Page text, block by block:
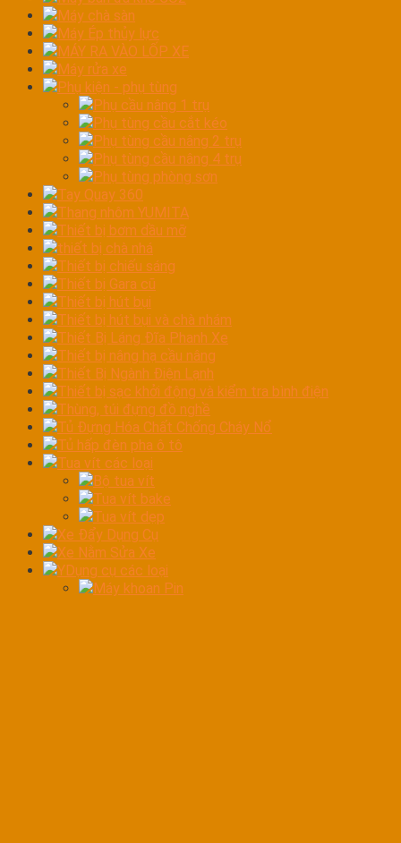
Máy chà sàn
Máy Ép thủy lực
MÁY RA VÀO LỐP XE
Máy rửa xe
Phụ kiện - phụ tùng
Phụ cầu nâng 1 trụ
Phụ tùng cầu cắt kéo
Phụ tùng cầu nâng 2 trụ
Phụ tùng cầu nâng 4 trụ
Phụ tùng phòng sơn
Tay Quay 360
Thang nhôm YUMITA
Thiết bị bơm dầu mỡ
thiết bị chà nhá
Thiết bị chiếu sáng
Thiết bị Gara cũ
Thiết bị hút bụi
Thiết bị hút bụi và chà nhám
Thiết Bị Láng Đĩa Phanh Xe
Thiết bị nâng hạ cầu nâng
Thiết Bị Ngành Điện Lạnh
Thiết bị sạc khởi động và kiểm tra bình điện
Thùng, túi đựng đồ nghề
Tủ Đựng Hóa Chất Chống Cháy Nổ
Tủ hấp đèn pha ô tô
Tua vít các loại
Bộ tua vít
Tua vít bake
Tua vít dẹp
Xe Đẩy Dụng Cụ
Xe Nằm Sửa Xe
YDụng cụ các loại
Máy khoan Pin